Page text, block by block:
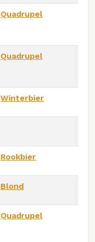
Quadrupel
Quadrupel
Winterbier
Rookbier
Blond
Quadrupel